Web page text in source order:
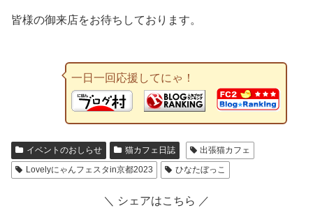
皆様の御来店をお待ちしております。
一日一回応援してにゃ！
イベントのおしらせ 猫カフェ日誌
出張猫カフェ
Lovelyにゃんフェスタin京都2023
ひなたぼっこ
＼ シェアはこちら ／